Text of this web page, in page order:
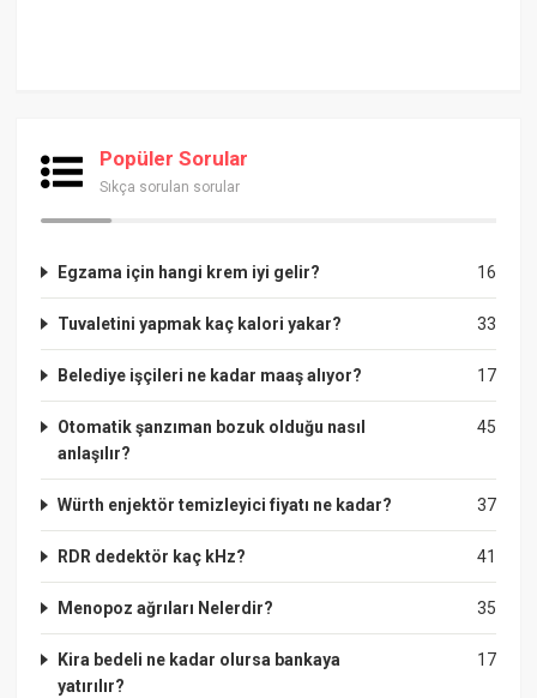
Popüler Sorular
Sıkça sorulan sorular
16
Egzama için hangi krem iyi gelir?
33
Tuvaletini yapmak kaç kalori yakar?
17
Belediye işçileri ne kadar maaş alıyor?
45
Otomatik şanzıman bozuk olduğu nasıl
anlaşılır?
37
Würth enjektör temizleyici fiyatı ne kadar?
41
RDR dedektör kaç kHz?
35
Menopoz ağrıları Nelerdir?
17
Kira bedeli ne kadar olursa bankaya
yatırılır?